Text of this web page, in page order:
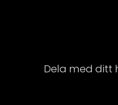
Dela med ditt